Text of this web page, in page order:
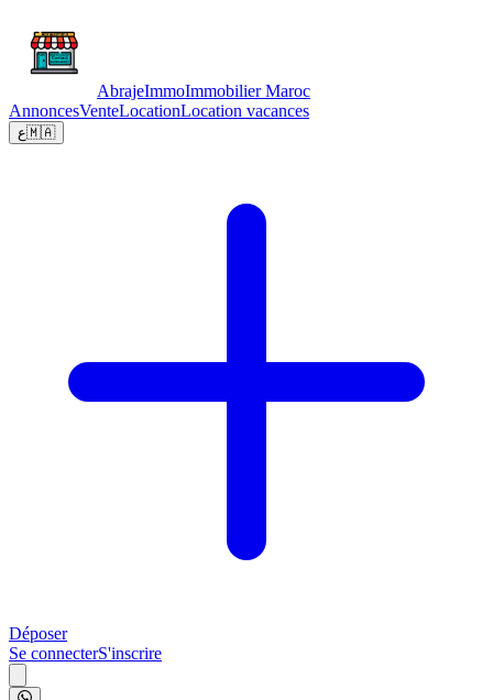
AbrajeImmoImmobilier Maroc
AnnoncesVenteLocationLocation vacances
ع🇲🇦
Déposer
Se connecterS'inscrire